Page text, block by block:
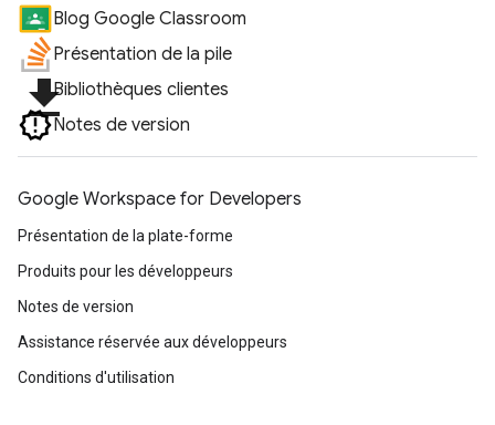
Blog Google Classroom
Présentation de la pile
file_downloadBibliothèques clientes
Notes de version
Google Workspace for Developers
Présentation de la plate-forme
Produits pour les développeurs
Notes de version
Assistance réservée aux développeurs
Conditions d'utilisation